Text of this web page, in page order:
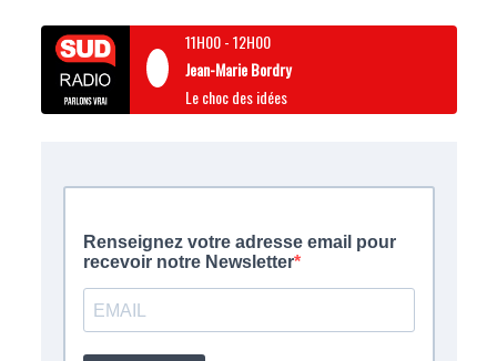
11H00-12H00
Jean-Marie Bordry
Le choc des idées